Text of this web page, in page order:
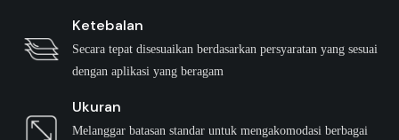
Ketebalan
Secara tepat disesuaikan berdasarkan persyaratan yang sesuai
dengan aplikasi yang beragam
Ukuran
Melanggar batasan standar untuk mengakomodasi berbagai